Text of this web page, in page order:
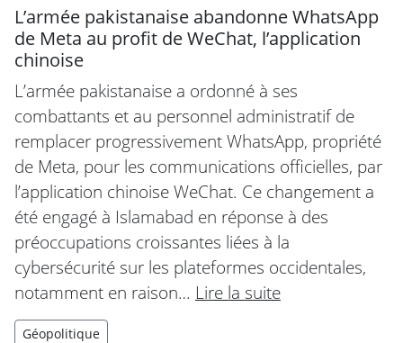
L’armée pakistanaise abandonne WhatsApp
de Meta au profit de WeChat, l’application
chinoise
L’armée pakistanaise a ordonné à ses
combattants et au personnel administratif de
remplacer progressivement WhatsApp, propriété
de Meta, pour les communications officielles, par
l’application chinoise WeChat. Ce changement a
été engagé à Islamabad en réponse à des
préoccupations croissantes liées à la
cybersécurité sur les plateformes occidentales,
notamment en raison… Lire la suite
Géopolitique